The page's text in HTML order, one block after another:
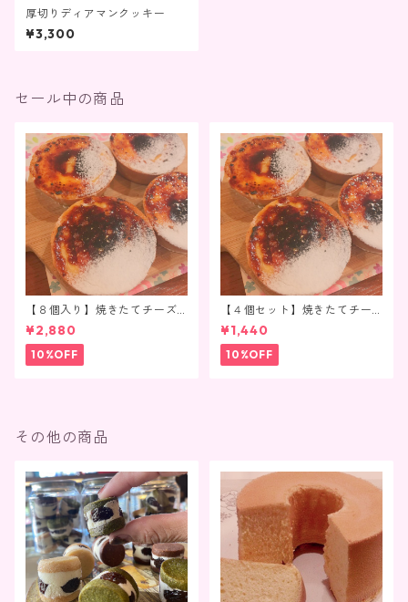
厚切りディアマンクッキー
¥3,300
セール中の商品
【８個入り】焼きたてチーズ
タルト（真空冷凍）
¥2,880
10%OFF
【４個セット】焼きたてチー
ズタルト（真空冷凍）
¥1,440
10%OFF
その他の商品